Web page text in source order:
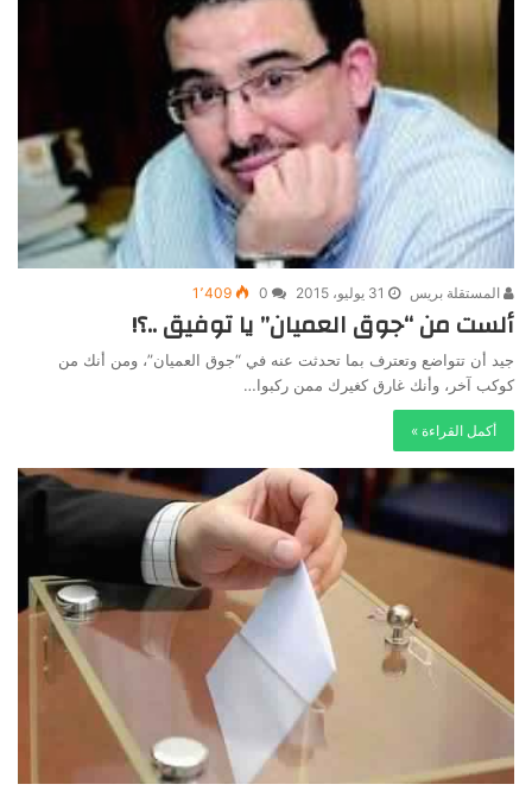
المستقلة بريس 31 يوليو، 2015 0 1٬409
ألست من “جوق العميان” يا توفيق ..؟!
جيد أن تتواضع وتعترف بما تحدثت عنه في “جوق العميان”، ومن أنك من
كوكب آخر، وأنك غارق كغيرك ممن ركبوا…
أكمل القراءة »